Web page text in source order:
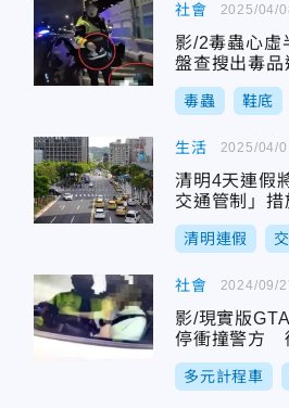
社會
影/2毒蟲心
盤查搜出毒品
毒蟲 鞋底
2025/04/
生活
清明4天連假
交通管制」措
清明連假
2025/04/
社會
影/現實版
停衝撞警方
曝
多元計程車
2024/09/